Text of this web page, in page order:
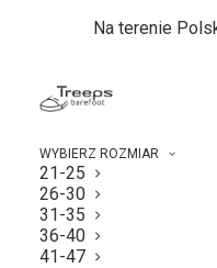
Na terenie
WYBIERZ ROZMIAR
21-25
26-30
31-35
36-40
41-47
Strona główna